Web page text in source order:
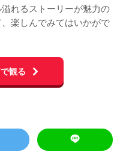
れるストーリーが魅力の
楽しんでみてはいかがで
観る